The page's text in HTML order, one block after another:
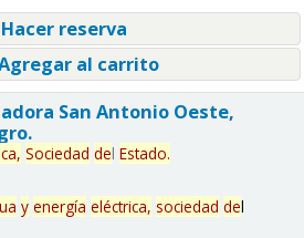
reserva
al carrito
San Antonio Oeste,
Sociedad del Estado.
y energía eléctrica, sociedad del